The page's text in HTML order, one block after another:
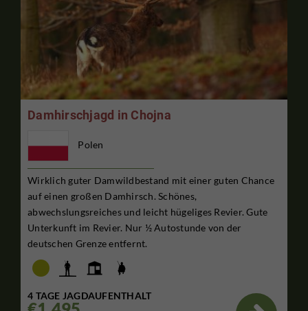
Damhirschjagd in Chojna
Polen
Wirklich guter Damwildbestand mit einer guten Chance
auf einen großen Damhirsch. Schönes,
abwechslungsreiches und leicht hügeliges Revier. Gute
Unterkunft im Revier. Nur ½ Autostunde von der
deutschen Grenze entfernt.
4 TAGE JAGDAUFENTHALT